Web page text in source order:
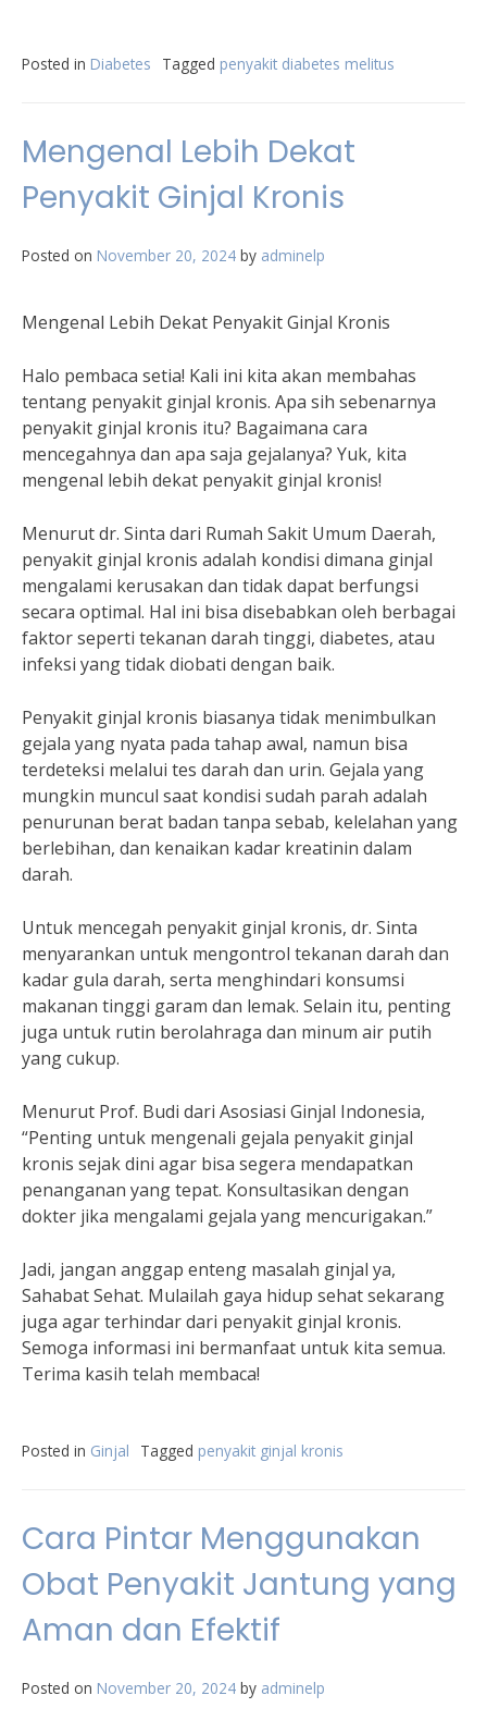
Posted in Diabetes Tagged penyakit diabetes melitus
Mengenal Lebih Dekat
Penyakit Ginjal Kronis
Posted on November 20, 2024 by adminelp
Mengenal Lebih Dekat Penyakit Ginjal Kronis
Halo pembaca setia! Kali ini kita akan membahas
tentang penyakit ginjal kronis. Apa sih sebenarnya
penyakit ginjal kronis itu? Bagaimana cara
mencegahnya dan apa saja gejalanya? Yuk, kita
mengenal lebih dekat penyakit ginjal kronis!
Menurut dr. Sinta dari Rumah Sakit Umum Daerah,
penyakit ginjal kronis adalah kondisi dimana ginjal
mengalami kerusakan dan tidak dapat berfungsi
secara optimal. Hal ini bisa disebabkan oleh berbagai
faktor seperti tekanan darah tinggi, diabetes, atau
infeksi yang tidak diobati dengan baik.
Penyakit ginjal kronis biasanya tidak menimbulkan
gejala yang nyata pada tahap awal, namun bisa
terdeteksi melalui tes darah dan urin. Gejala yang
mungkin muncul saat kondisi sudah parah adalah
penurunan berat badan tanpa sebab, kelelahan yang
berlebihan, dan kenaikan kadar kreatinin dalam
darah.
Untuk mencegah penyakit ginjal kronis, dr. Sinta
menyarankan untuk mengontrol tekanan darah dan
kadar gula darah, serta menghindari konsumsi
makanan tinggi garam dan lemak. Selain itu, penting
juga untuk rutin berolahraga dan minum air putih
yang cukup.
Menurut Prof. Budi dari Asosiasi Ginjal Indonesia,
“Penting untuk mengenali gejala penyakit ginjal
kronis sejak dini agar bisa segera mendapatkan
penanganan yang tepat. Konsultasikan dengan
dokter jika mengalami gejala yang mencurigakan.”
Jadi, jangan anggap enteng masalah ginjal ya,
Sahabat Sehat. Mulailah gaya hidup sehat sekarang
juga agar terhindar dari penyakit ginjal kronis.
Semoga informasi ini bermanfaat untuk kita semua.
Terima kasih telah membaca!
Posted in Ginjal Tagged penyakit ginjal kronis
Cara Pintar Menggunakan
Obat Penyakit Jantung yang
Aman dan Efektif
Posted on November 20, 2024 by adminelp